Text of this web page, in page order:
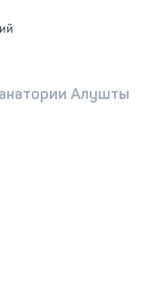
Алушты